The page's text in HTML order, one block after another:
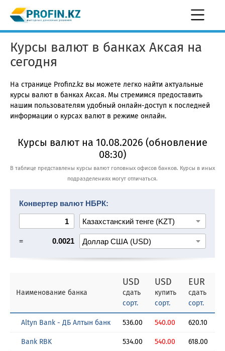
Курсы валют в банках Аксая на
сегодня
На странице Profinz.kz вы можете легко найти актуальные
курсы валют в банках Аксая. Мы стремимся предоставить
нашим пользователям удобный онлайн-доступ к последней
информации о курсах валют в режиме онлайн.
Курсы валют на 10.08.2026 (обновление
08:30)
В таблице представлены курсы валют головных офисов банков. Курсы в иных
подразделениях могут отличаться.
Конвертер валют НБРК:
= 0.0021
Наименование банка
USD
сдать
сорт.
USD
купить
сорт.
EUR
сдать
сорт.
Altyn Bank - ДБ Алтын банк 536.00 540.00 620.10
Bank RBK 534.00 540.00 618.00